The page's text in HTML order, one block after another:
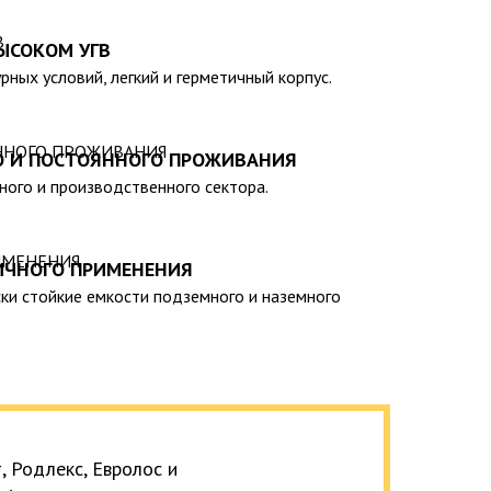
спецтехники отсутствует необходимость).
от ваших индивидуальных предпочтений
сертифицирована на соответствие
ее безопасность эксплуатации и
УГВ
условий, легкий и герметичный корпус.
И ПОСТОЯННОГО ПРОЖИВАНИЯ
и производственного сектора.
ПРИМЕНЕНИЯ
стойкие емкости подземного и наземного
Евролос и